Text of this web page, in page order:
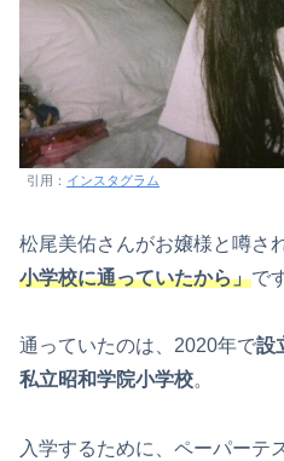
引用： インスタグラム
松尾美佑さんがお嬢様と噂さ
小学校に通っていたから」で
通っていたのは、2020年で設
私立昭和学院小学校。
入学するために、ペーパーテ